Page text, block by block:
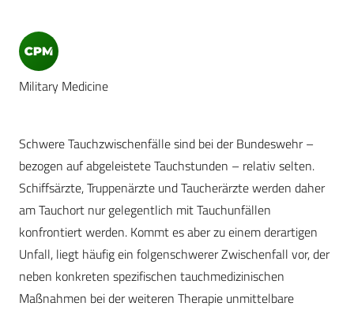
Military Medicine
Schwere Tauchzwischenfälle sind bei der Bundeswehr –
bezogen auf abgeleistete Tauchstunden – relativ selten.
Schiffsärzte, Truppenärzte und Taucherärzte werden daher
am Tauchort nur gelegentlich mit Tauchunfällen
konfrontiert werden. Kommt es aber zu einem derartigen
Unfall, liegt häufig ein folgenschwerer Zwischenfall vor, der
neben konkreten spezifischen tauchmedizinischen
Maßnahmen bei der weiteren Therapie unmittelbare